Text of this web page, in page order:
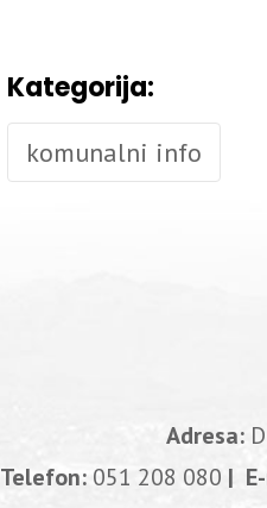
Kategorija:
komunalni info
Adresa:
Telefon: 051 208 080 |